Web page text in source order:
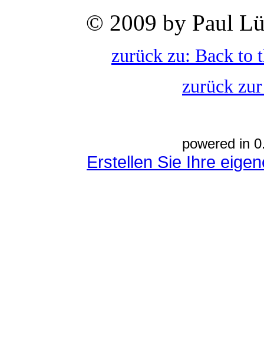
© 2009 by Paul
zurück zu: Back to
zurück
powered in
Erstellen Sie Ihre